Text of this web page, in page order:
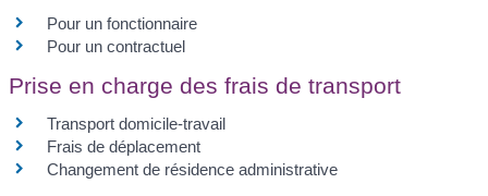
Pour un fonctionnaire
Pour un contractuel
Prise en charge des frais de transport
Transport domicile-travail
Frais de déplacement
Changement de résidence administrative